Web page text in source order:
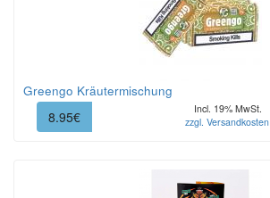
Greengo Kräutermischung
8.95€
Incl. 19% MwSt.
zzgl. Versandkosten